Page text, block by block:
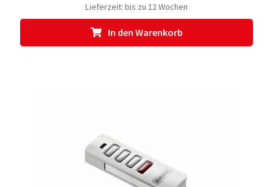
Lieferzeit: bis zu 12 Wochen
In den Warenkorb